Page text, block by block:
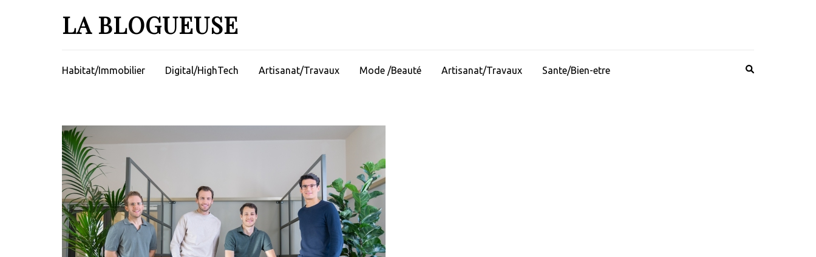
LA BLOGUEUSE
Habitat/Immobilier Digital/HighTech Artisanat/Travaux Mode /Beauté Artisanat/Travaux Sante/Bien-etre